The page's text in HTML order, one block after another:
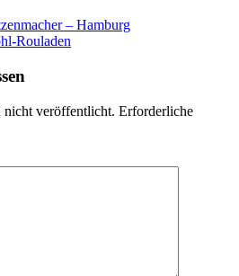
– Hamburg
Rouladen
veröffentlicht. Erforderliche